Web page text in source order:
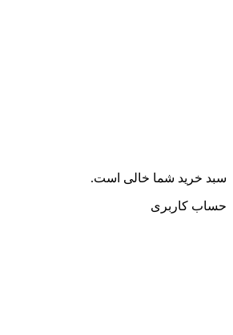
سبد خرید شما خالی است.
حساب کاربری